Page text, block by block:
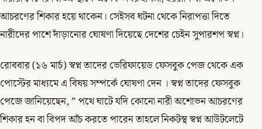
আচরণের শিকার হয়ে থাকেন। সেইসব ঘটনা থেকে নিরাপত্তা দিতে
নারীদের পাশে দাঁড়ানোর ঘোষণা দিয়েছে দেশের চেইন সুপারশপ স্বপ্ন।
রোববার (১৬ মার্চ) স্বপ্ন তাদের ভেরিফায়েড ফেসবুক পেজ থেকে এক
পোস্টের মাধ্যমে এ বিষয় সম্পর্কে ঘোষণা দেন । স্বপ্ন তাদের ফেসবুক
পেজে জানিয়েছেন, ” পথে ঘাটে যদি কোনো নারী অশোভন আচরণের
শিকার হন বা বিপদ আঁচ করতে পারেন তাহলে নিকটস্থ স্বপ্ন আউটলেটে